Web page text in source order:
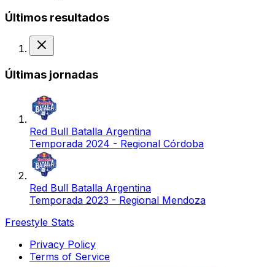
Últimos resultados
Últimas jornadas
Red Bull Batalla Argentina
Temporada 2024 - Regional Córdoba
Red Bull Batalla Argentina
Temporada 2023 - Regional Mendoza
Freestyle Stats
Privacy Policy
Terms of Service